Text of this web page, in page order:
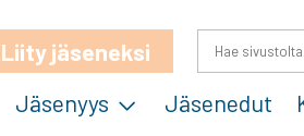
Liity jäseneksi
Jäsenyys Jäsenedut